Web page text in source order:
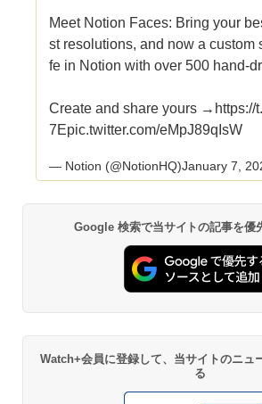
Meet Notion Faces: Bring your
st resolutions, and now a custom
fe in Notion with over 500 hand-
Create and share yours → https://
7Epic.twitter.com/eMpJ89qIsW
— Notion (@NotionHQ)January 7,
Google 検索で当サイトの記事を優
Watch+会員に登録して、当サイトのニュ
る